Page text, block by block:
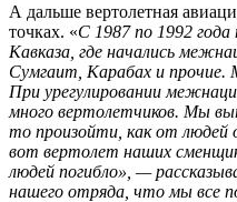
А дальше вертолетная
точках. «С 1987 по 1992 года
Кавказа, где начались
Сумгаит, Карабах и
При урегулировании
много вертолетчиков. Мы
то произойти, как от людей
вот вертолет наших
людей погибло», —
нашего отряда, что мы все